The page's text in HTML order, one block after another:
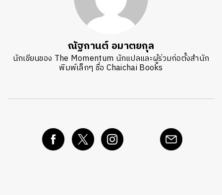
ณัฐกานต์ อมาตยกุล
นักเขียนของ The Momentum นักแปลและผู้ร่วมก่อตั้งสำนัก
พิมพ์เล็กๆ ชื่อ Chaichai Books